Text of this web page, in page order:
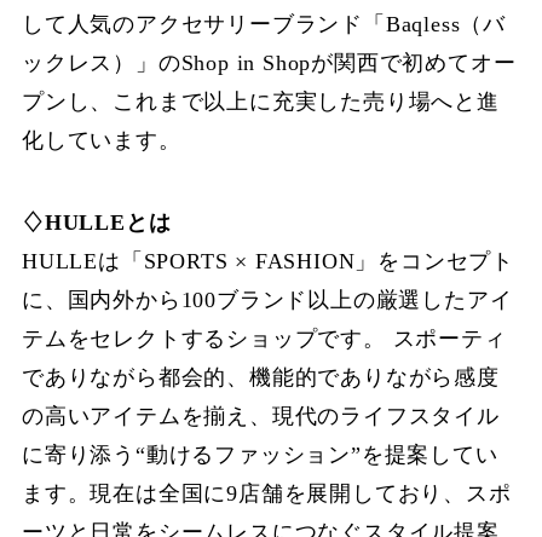
して人気のアクセサリーブランド「Baqless（バ
ックレス）」のShop in Shopが関西で初めてオー
プンし、これまで以上に充実した売り場へと進
化しています。
♢HULLEとは
HULLEは「SPORTS × FASHION」をコンセプト
に、国内外から100ブランド以上の厳選したアイ
テムをセレクトするショップです。 スポーティ
でありながら都会的、機能的でありながら感度
の高いアイテムを揃え、現代のライフスタイル
に寄り添う“動けるファッション”を提案してい
ます。現在は全国に9店舗を展開しており、スポ
ーツと日常をシームレスにつなぐスタイル提案